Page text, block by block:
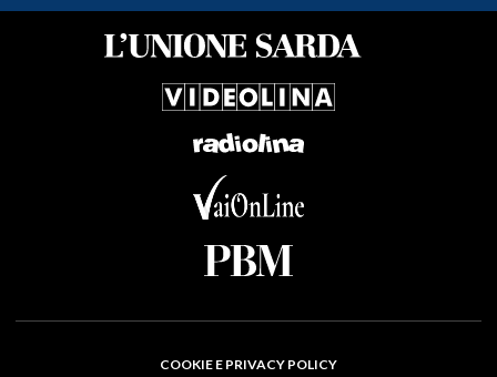
COOKIE E PRIVACY POLICY